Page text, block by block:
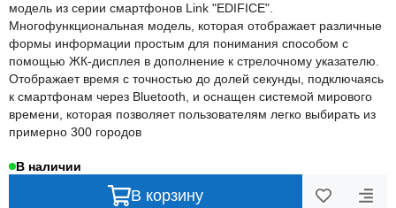
модель из серии смартфонов Link "EDIFICE".
Многофункциональная модель, которая отображает различные
формы информации простым для понимания способом с
помощью ЖК-дисплея в дополнение к стрелочному указателю.
Отображает время с точностью до долей секунды, подключаясь
к смартфонам через Bluetooth, и оснащен системой мирового
времени, которая позволяет пользователям легко выбирать из
примерно 300 городов
В наличии
В корзину